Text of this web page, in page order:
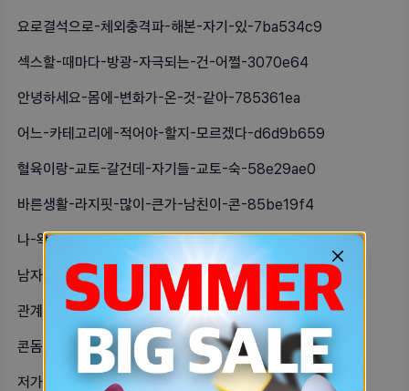
요로결석으로-체외충격파-해본-자기-있-7ba534c9
섹스할-때마다-방광-자극되는-건-어쩔-3070e64
안녕하세요-몸에-변화가-온-것-같아-785361ea
어느-카테고리에-적어야-할지-모르겠다-d6d9b659
혈육이랑-교토-갈건데-자기들-교토-숙-58e29ae0
바른생활-라지핏-많이-큰가-남친이-콘-85be19f4
나-왁싱러인데-맨날-올누드하다가-이번-8c3d73f
남자친구-집들이로-남자친구-부모님이랑-3372ba61
관계하기-전에-소변-다-봤는데도-관계-e8769345
콘돔-낀-거랑-안-낀-거랑여자입장에서-ae284e3b
저가커피-말차라떼-추천-부탁드려요-🙏-30dafbe